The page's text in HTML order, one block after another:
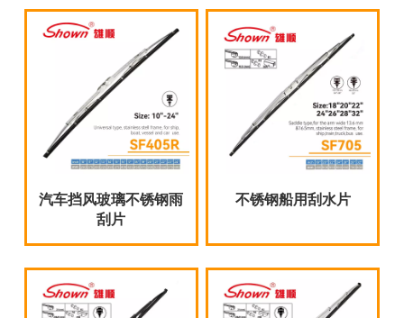
汽车挡风玻璃不锈钢雨
刮片
不锈钢船用刮水片